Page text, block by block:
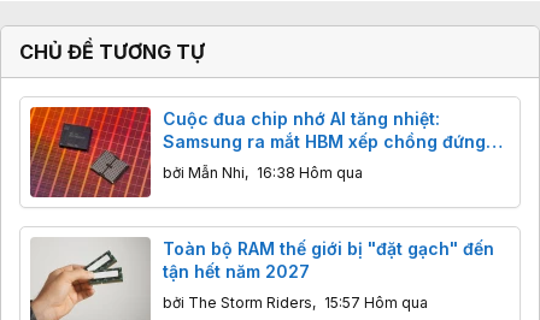
CHỦ ĐỀ TƯƠNG TỰ
Cuộc đua chip nhớ AI tăng nhiệt:
Samsung ra mắt HBM xếp chồng đứng
và NAND 400 lớp
bởi Mẫn Nhi, 16:38 Hôm qua
Toàn bộ RAM thế giới bị "đặt gạch" đến
tận hết năm 2027
bởi The Storm Riders, 15:57 Hôm qua